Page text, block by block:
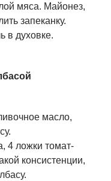
мяса. Майонез,
запеканку.
в духовке.
масло,
4 ложки томат-
консистенции,